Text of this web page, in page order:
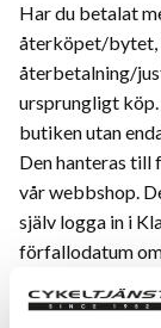
Har du betalat
återköpet/bytet,
återbetalning/
ursprungligt
butiken utan
Den hanteras
vår webbshop.
själv logga in i
förfallodatum
OUTLÖSTA